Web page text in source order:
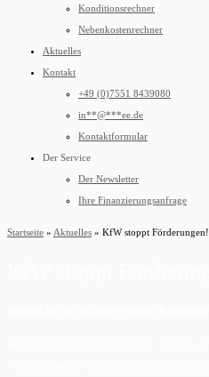
Konditionsrechner
Nebenkostenrechner
Aktuelles
Kontakt
+49 (0)7551 8439080
in**@***ee.de
Kontaktformular
Der Service
Der Newsletter
Ihre Finanzierungsanfrage
Startseite » Aktuelles » KfW stoppt Förderungen!